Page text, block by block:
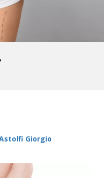
Giorgio